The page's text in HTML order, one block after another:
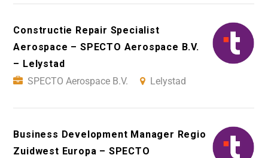
Constructie Repair Specialist
Aerospace – SPECTO Aerospace B.V.
– Lelystad
SPECTO Aerospace B.V.
Lelystad
Business Development Manager Regio
Zuidwest Europa – SPECTO